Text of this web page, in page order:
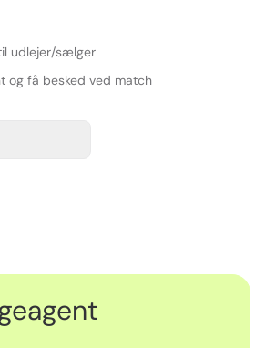
udlejer/sælger
og få besked ved match